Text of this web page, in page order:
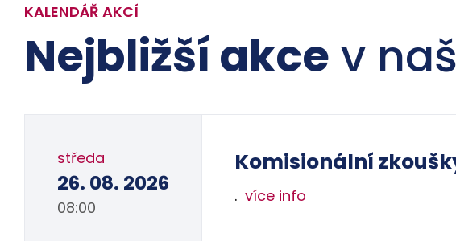
KALENDÁŘ AKCÍ
Nejbližší akcev
středa
26. 08. 2026
08:00
Komisionální
. více info